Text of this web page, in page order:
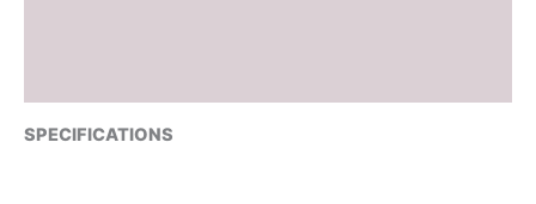
التعديل
الجماعيسترة
نسائية
SPECIFICATIONS